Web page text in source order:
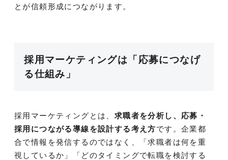
とが信頼形成につながります。
採用マーケティングは「応募につなげ
る仕組み」
採用マーケティングとは、 求職者を分析し、応募・
採用につながる導線を設計する考え方です。企業都
合で情報を発信するのではなく、「求職者は何を重
視しているか」「どのタイミングで転職を検討する